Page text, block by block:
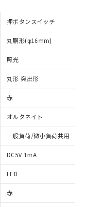
押ボタンスイッチ
丸胴形(φ16mm)
照光
丸形 突出形
赤
オルタネイト
一般負荷/微小負荷共用
DC5V 1mA
LED
赤